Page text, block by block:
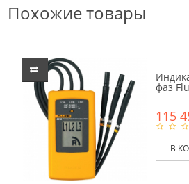
Похожие товары
фаз
115
В